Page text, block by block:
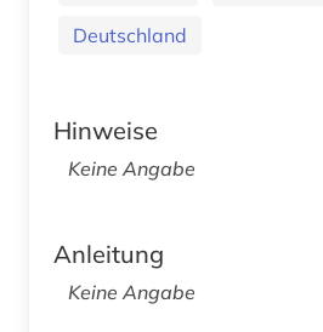
Deutschland
Hinweise
Keine Angabe
Anleitung
Keine Angabe